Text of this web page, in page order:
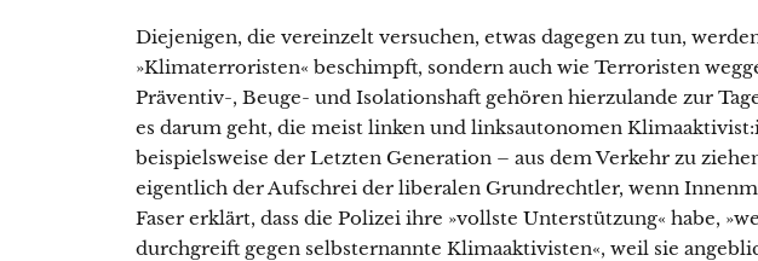
Diejenigen, die vereinzelt versuchen, etwas dagegen zu tun,
»Klimaterroristen« beschimpft, sondern auch wie Terroristen
Präventiv-, Beuge- und Isolationshaft gehören hierzulande zur
es darum geht, die meist linken und linksautonomen
beispielsweise der Letzten Generation – aus dem Verkehr zu
eigentlich der Aufschrei der liberalen Grundrechtler, wenn
Faser erklärt, dass die Polizei ihre »vollste Unterstützung« habe,
durchgreift gegen selbsternannte Klimaaktivisten«, weil sie